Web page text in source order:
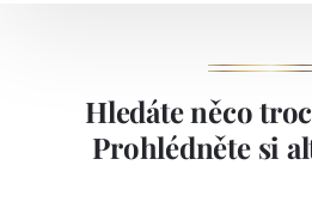
Hledáte něco
Prohlédněte si